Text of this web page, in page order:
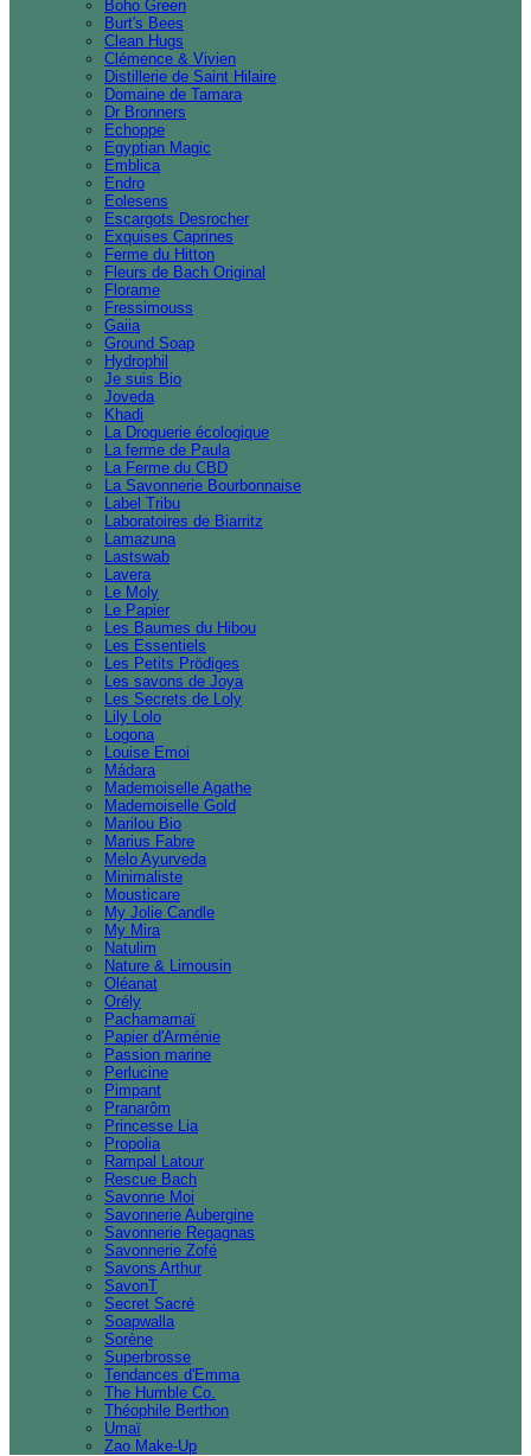
Boho Green
Burt's Bees
Clean Hugs
Clémence & Vivien
Distillerie de Saint Hilaire
Domaine de Tamara
Dr Bronners
Echoppe
Egyptian Magic
Emblica
Endro
Eolesens
Escargots Desrocher
Exquises Caprines
Ferme du Hitton
Fleurs de Bach Original
Florame
Fressimouss
Gaiia
Ground Soap
Hydrophil
Je suis Bio
Joveda
Khadi
La Droguerie écologique
La ferme de Paula
La Ferme du CBD
La Savonnerie Bourbonnaise
Label Tribu
Laboratoires de Biarritz
Lamazuna
Lastswab
Lavera
Le Moly
Le Papier
Les Baumes du Hibou
Les Essentiels
Les Petits Prödiges
Les savons de Joya
Les Secrets de Loly
Lily Lolo
Logona
Louise Emoi
Mádara
Mademoiselle Agathe
Mademoiselle Gold
Marilou Bio
Marius Fabre
Melo Ayurveda
Minimaliste
Mousticare
My Jolie Candle
My Mira
Natulim
Nature & Limousin
Oléanat
Orély
Pachamamaï
Papier d'Arménie
Passion marine
Perlucine
Pimpant
Pranarôm
Princesse Lia
Propolia
Rampal Latour
Rescue Bach
Savonne Moi
Savonnerie Aubergine
Savonnerie Regagnas
Savonnerie Zofé
Savons Arthur
SavonT
Secret Sacré
Soapwalla
Sorène
Superbrosse
Tendances d'Emma
The Humble Co.
Théophile Berthon
Umaï
Zao Make-Up